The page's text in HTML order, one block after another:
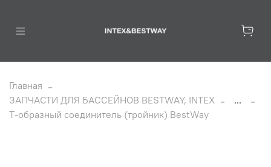
Главная
ЗАПЧАСТИ ДЛЯ БАССЕЙНОВ BESTWAY, INTEX
...
Т-образный соединитель (тройник) BestWay